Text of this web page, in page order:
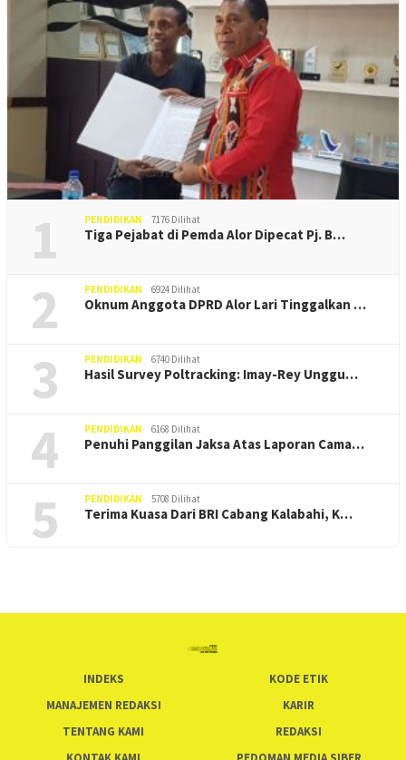
1 PENDIDIKAN 7176 Dilihat
Tiga Pejabat di Pemda Alor Dipecat Pj. B…
2 PENDIDIKAN 6924 Dilihat
Oknum Anggota DPRD Alor Lari Tinggalkan …
3 PENDIDIKAN 6740 Dilihat
Hasil Survey Poltracking: Imay-Rey Unggu…
4 PENDIDIKAN 6168 Dilihat
Penuhi Panggilan Jaksa Atas Laporan Cama…
5 PENDIDIKAN 5708 Dilihat
Terima Kuasa Dari BRI Cabang Kalabahi, K…
INDEKS
KODE ETIK
MANAJEMEN REDAKSI
KARIR
TENTANG KAMI
REDAKSI